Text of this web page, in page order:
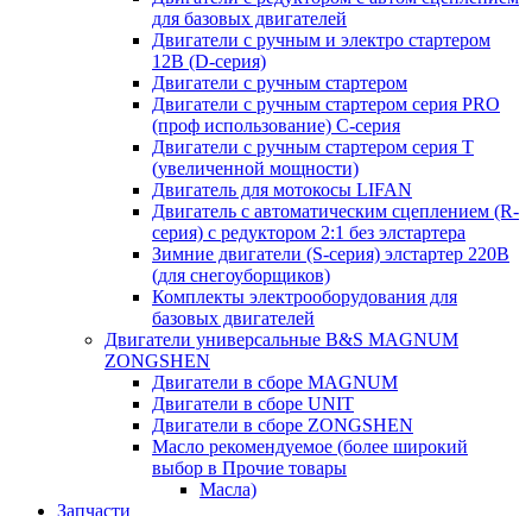
для базовых двигателей
Двигатели с ручным и электро стартером
12В (D-серия)
Двигатели с ручным стартером
Двигатели с ручным стартером серия PRO
(проф использование) C-серия
Двигатели с ручным стартером серия Т
(увеличенной мощности)
Двигатель для мотокосы LIFAN
Двигатель с автоматическим сцеплением (R-
серия) с редуктором 2:1 без элстартера
Зимние двигатели (S-серия) элстартер 220В
(для снегоуборщиков)
Комплекты электрооборудования для
базовых двигателей
Двигатели универсальные B&S MAGNUM
ZONGSHEN
Двигатели в сборе MAGNUM
Двигатели в сборе UNIT
Двигатели в сборе ZONGSHEN
Масло рекомендуемое (более широкий
выбор в Прочие товары
Масла)
Запчасти